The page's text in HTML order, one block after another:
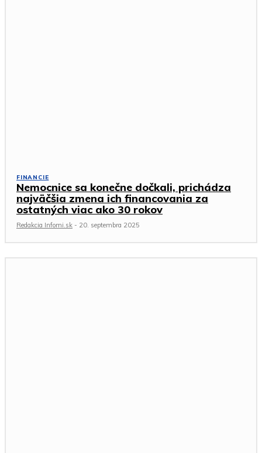
FINANCIE
Nemocnice sa konečne dočkali, prichádza
najväčšia zmena ich financovania za
ostatných viac ako 30 rokov
Redakcia Infomi.sk - 20. septembra 2025